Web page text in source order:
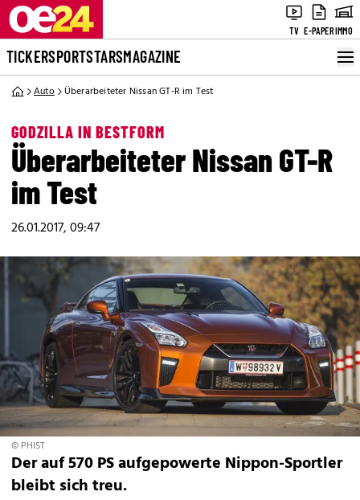
TV E-PAPERIMMO
TICKERSPORTSTARSMAGAZINE
Auto Überarbeiteter Nissan GT-R im Test
GODZILLA IN BESTFORM
Überarbeiteter Nissan GT-R
im Test
26.01.2017, 09:47
© PHIST
Der auf 570 PS aufgepowerte Nippon-Sportler
bleibt sich treu.